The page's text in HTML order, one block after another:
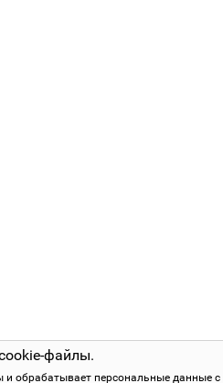
файлы.
и обрабатывает персональные данные с